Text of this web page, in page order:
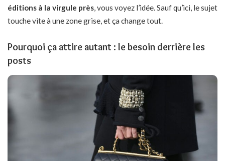
éditions à la virgule près, vous voyez l’idée. Sauf qu’ici, le sujet
touche vite à une zone grise, et ça change tout.
Pourquoi ça attire autant : le besoin derrière les
posts